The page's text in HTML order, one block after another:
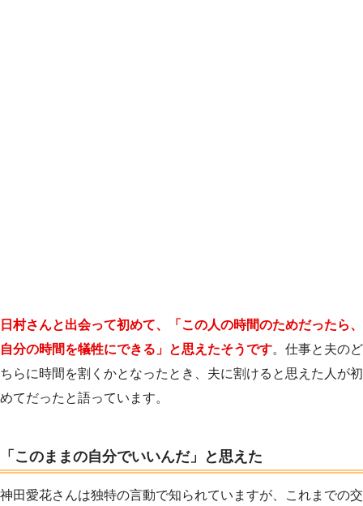
日村さんと出会って初めて、「この人の時間のためだったら、
自分の時間を犠牲にできる」と思えたそうです。仕事と夫のど
ちらに時間を割くかとなったとき、夫に割けると思えた人が初
めてだったと語っています。
「このままの自分でいいんだ」と思えた
神田愛花さんは独特の言動で知られていますが、これまでの交